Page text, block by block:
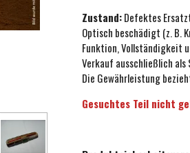
Zustand:Defektes
Optisch beschädigt (z. B.
Funktion, Vollständigkeit
Verkauf ausschließlich als
Die Gewährleistung
Gesuchtes Teil nicht